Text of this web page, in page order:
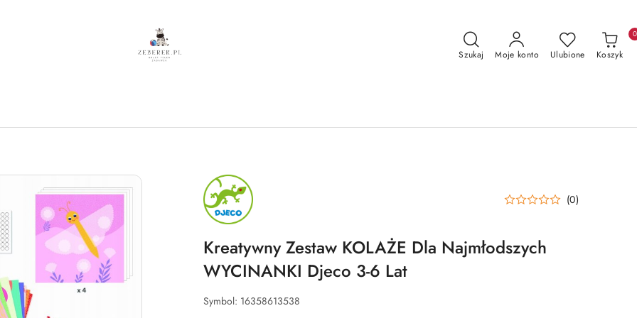
Szukaj Moje konto Ulubione Koszyk
0
NAZWA
PRODUCENTA:
DJECO (0)
Kreatywny Zestaw KOLAŻE Dla Najmłodszych
WYCINANKI Djeco 3-6 Lat
Symbol: 16358613538